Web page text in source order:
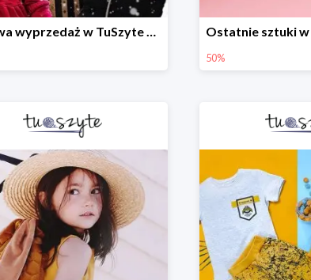
Zimowa wyprzedaż w TuSzyte do -50% wciąż trwa
50%